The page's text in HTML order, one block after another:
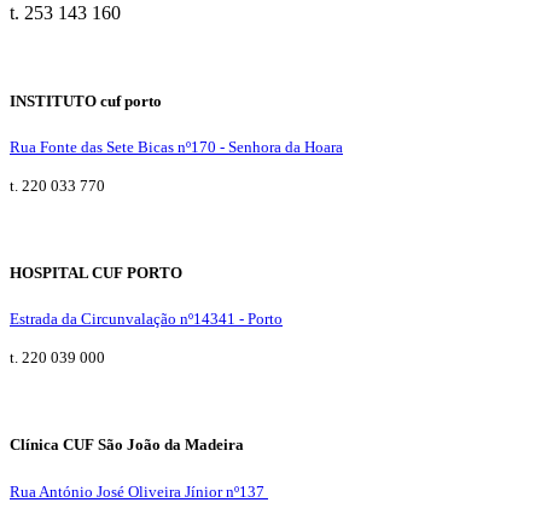
t. 253 143 160
INSTITUTO cuf porto
Rua Fonte das Sete Bicas nº170 - Senhora da Hoara
t. 220 033 770
HOSPITAL CUF PORTO
Estrada da Circunvalação nº14341 - Porto
t. 220 039 000
Clínica CUF São João da Madeira
Rua António José Oliveira Jínior nº137